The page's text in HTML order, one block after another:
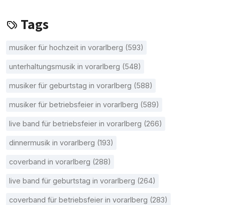
Tags
musiker für hochzeit in vorarlberg (593)
unterhaltungsmusik in vorarlberg (548)
musiker für geburtstag in vorarlberg (588)
musiker für betriebsfeier in vorarlberg (589)
live band für betriebsfeier in vorarlberg (266)
dinnermusik in vorarlberg (193)
coverband in vorarlberg (288)
live band für geburtstag in vorarlberg (264)
coverband für betriebsfeier in vorarlberg (283)